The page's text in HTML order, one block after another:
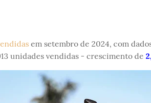
em setembro de 2024, com
unidades vendidas - crescimento de